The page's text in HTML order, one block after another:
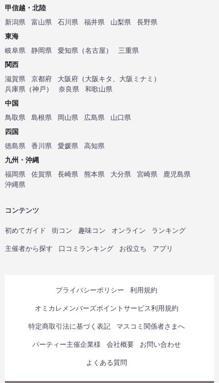
甲信越・北陸
新潟県
富山県 石川県 福井県 山梨県
長野県
東海
岐阜県
静岡県 愛知県 （名古屋）
三重県
関西
滋賀県
京都府 大阪府 （大阪キタ 大阪ミナミ ）
兵庫県 （神戸） 奈良県
和歌山県
中国
鳥取県
島根県 岡山県 広島県
山口県
四国
徳島県
香川県 愛媛県
高知県
九州・沖縄
福岡県
佐賀県 長崎県 熊本県 大分県 宮崎県
鹿児島県
沖縄県
コンテンツ
初めてガイド 街コン 趣味コン オンライン ランキング
主催者から探す 口コミランキング お役立ち アプリ
プライバシーポリシー 利用規約
オミカレメンバーズポイントサービス利用規約
特定商取引法に基づく表記 マスコミ関係者さまへ
パーティー主催企業様 会社概要 お問い合わせ
よくある質問